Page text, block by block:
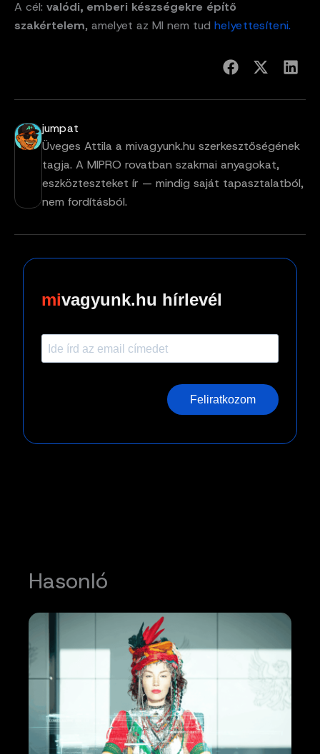
A cél: valódi, emberi készségekre építő
szakértelem, amelyet az MI nem tud helyettesíteni.
jumpat
Üveges Attila a mivagyunk.hu szerkesztőségének
tagja. A MIPRO rovatban szakmai anyagokat,
eszközteszteket ír — mindig saját tapasztalatból,
nem fordításból.
vagyunk.hu hírlevél
Feliratkozom
Hasonló